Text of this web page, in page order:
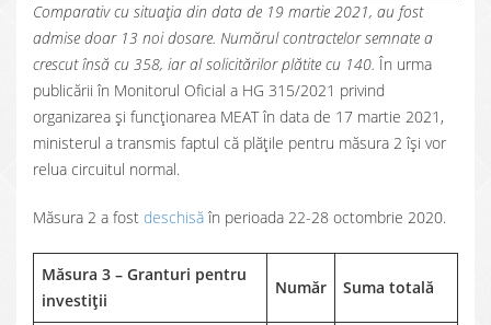
Comparativ cu situația din data de 19 martie 2021, au fost
admise doar 13 noi dosare. Numărul contractelor semnate a
crescut însă cu 358, iar al solicitărilor plătite cu 140. În urma
publicării în Monitorul Oficial a HG 315/2021 privind
organizarea și funcționarea MEAT în data de 17 martie 2021,
ministerul a transmis faptul că plățile pentru măsura 2 își vor
relua circuitul normal.
Măsura 2 a fost deschisăîn perioada 22-28 octombrie 2020.
Măsura 3 – Granturi pentru
investiții
Număr Suma totală